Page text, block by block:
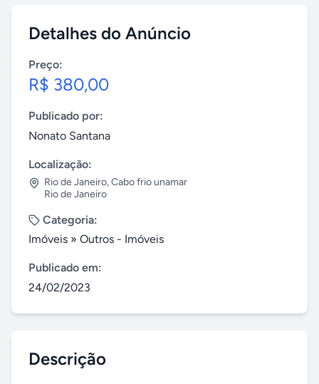
Detalhes do Anúncio
Preço:
R$ 380,00
Publicado por:
Nonato Santana
Localização:
Rio de Janeiro,Cabo frio unamar
Rio de Janeiro
Categoria:
Imóveis » Outros - Imóveis
Publicado em:
24/02/2023
Descrição